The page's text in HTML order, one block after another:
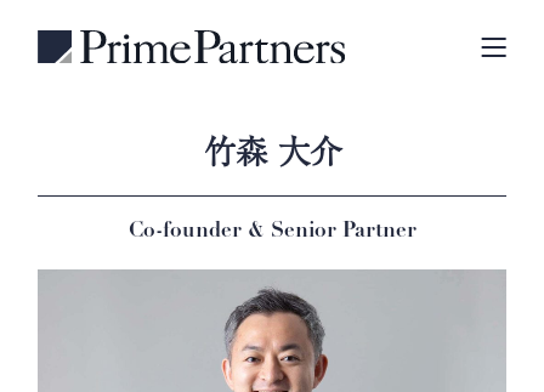
竹森 大介
Co-founder & Senior Partner